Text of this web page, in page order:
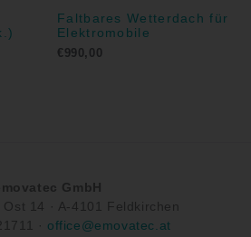
Faltbares Wetterdach für
Elektromobile
€ 990,00
GmbH
14 · A-4101 Feldkirchen
· office@emovatec.at